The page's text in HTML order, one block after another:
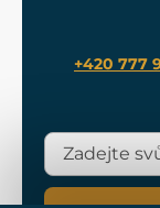
+420 777